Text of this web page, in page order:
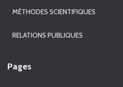
MÉTHODES SCIENTIFIQUES
RELATIONS PUBLIQUES
Pages